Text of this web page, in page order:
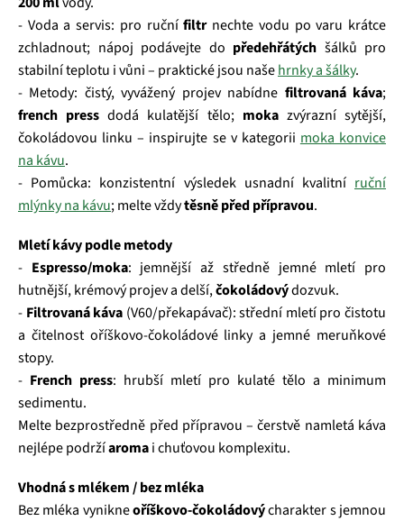
- Voda a servis: pro ručnífiltrnechte vodu po varu krátce
zchladnout; nápoj podávejte do předehřátých šálků pro
stabilní teplotu i vůni – praktické jsou našehrnky a šálky.
- Metody: čistý, vyvážený projev nabídne filtrovaná káva;
french press dodá kulatější tělo; mokazvýrazní sytější,
čokoládovou linku – inspirujte se v kategorii moka konvice
na kávu.
- Pomůcka: konzistentní výsledek usnadní kvalitní ruční
mlýnky na kávu; melte vždytěsně před přípravou.
Mletí kávy podle metody
- Espresso/moka: jemnější až středně jemné mletí pro
hutnější, krémový projev a delší,čokoládovýdozvuk.
- Filtrovaná káva (V60/překapávač): střední mletí pro čistotu
a čitelnost oříškovo‑čokoládové linky a jemné meruňkové
stopy.
- French press: hrubší mletí pro kulaté tělo a minimum
sedimentu.
Melte bezprostředně před přípravou – čerstvě namletá káva
nejlépe podržíaromai chuťovou komplexitu.
Vhodná s mlékem / bez mléka
Bez mléka vynikneoříškovo‑čokoládovýcharakter s jemnou